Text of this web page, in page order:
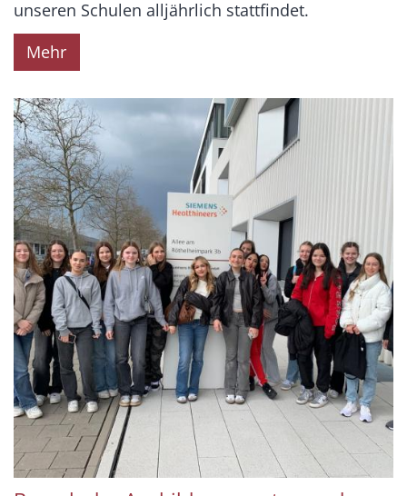
unseren Schulen alljährlich stattfindet.
Mehr